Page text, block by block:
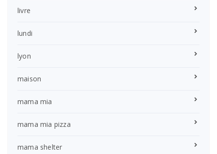
livre
lundi
lyon
maison
mama mia
mama mia pizza
mama shelter